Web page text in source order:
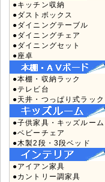
●キッチン収納
●ダストボックス
●ダイニングテーブル
●ダイニングチェア
●ダイニングセット
●座卓
●本棚・収納ラック
●テレビ台
●天井・つっぱり式ラック
●子供家具・キッズルーム
●ベビーチェア
●木製2段・3段ベッド
●アイアン家具
●カントリー調家具